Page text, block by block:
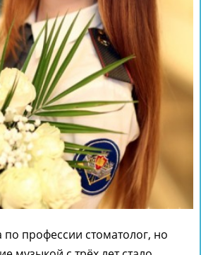
профессии стоматолог, но